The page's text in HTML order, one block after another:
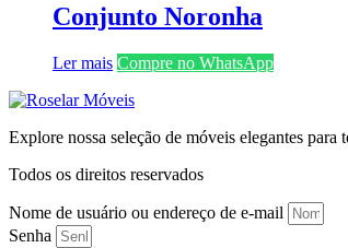
Conjunto Noronha
Ler mais Compre no WhatsApp
Explore nossa seleção de móveis elegantes para
Todos os direitos reservados
Nome de usuário ou endereço de e-mail
Senha